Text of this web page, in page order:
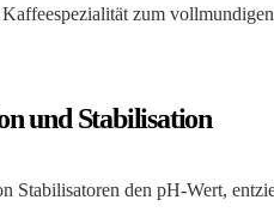
zum
und Stabilisation
den pH-Wert,